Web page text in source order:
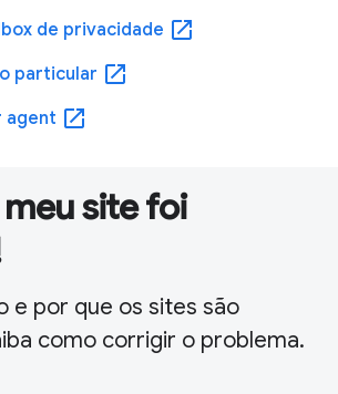
de privacidade open_in_new
particular open_in_new
agent open_in_new
site foi
e por que os sites são
como corrigir o problema.